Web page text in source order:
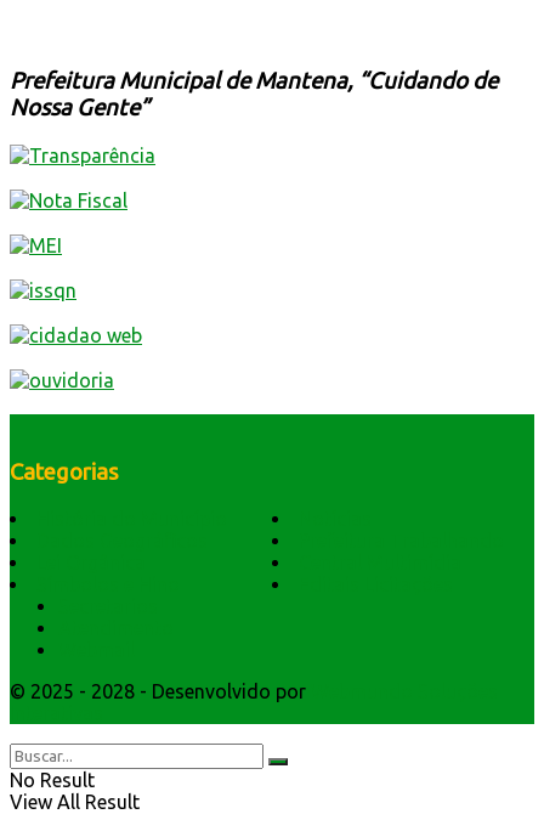
Prefeitura Municipal de Mantena, “Cuidando de
Nossa Gente”
Categorias
© 2025 - 2028 - Desenvolvido por
No Result
View All Result